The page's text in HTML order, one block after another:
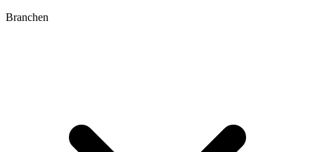
Branchen